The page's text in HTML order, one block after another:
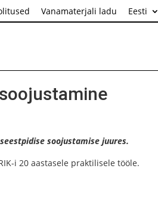
Vanamaterjali ladu Eesti
soojustamise juures.
i 20 aastasele praktilisele tööle.